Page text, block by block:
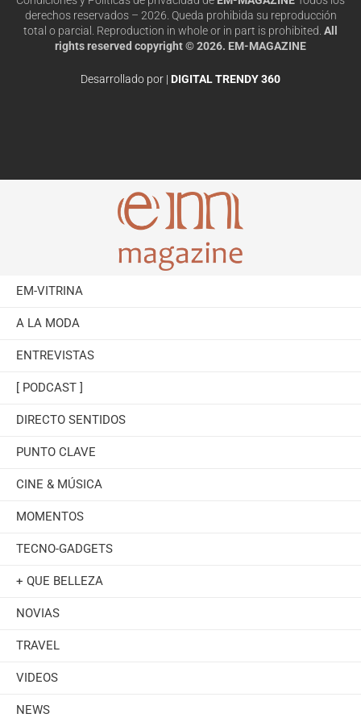
derechos reservados – 2026. Queda prohibida su reproducción
total o parcial. Reproduction in whole or in part is prohibited. All
rights reserved copyright © 2026. EM-MAGAZINE
Desarrollado por | DIGITAL TRENDY 360
EM-VITRINA
A LA MODA
ENTREVISTAS
[ PODCAST ]
DIRECTO SENTIDOS
PUNTO CLAVE
CINE & MÚSICA
MOMENTOS
TECNO-GADGETS
+ QUE BELLEZA
NOVIAS
TRAVEL
VIDEOS
NEWS